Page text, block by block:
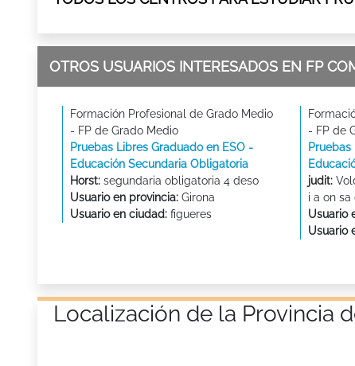
OTROS USUARIOS INTERESADOS EN FP
Formación Profesional de Grado Medio
- FP de Grado Medio
Pruebas Libres Graduado en ESO -
Educación Secundaria Obligatoria
Horst: segundaria obligatoria 4 deso
Usuario en provincia: Girona
Usuario en ciudad: figueres
- FP de
judit:
i a on
Usuario
Usuario
Localización de la Provincia